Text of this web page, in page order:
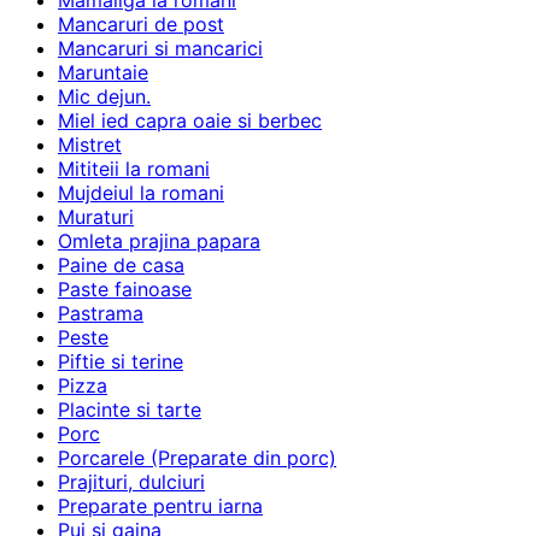
Mancaruri de post
Mancaruri si mancarici
Maruntaie
Mic dejun.
Miel ied capra oaie si berbec
Mistret
Mititeii la romani
Mujdeiul la romani
Muraturi
Omleta prajina papara
Paine de casa
Paste fainoase
Pastrama
Peste
Piftie si terine
Pizza
Placinte si tarte
Porc
Porcarele (Preparate din porc)
Prajituri, dulciuri
Preparate pentru iarna
Pui si gaina